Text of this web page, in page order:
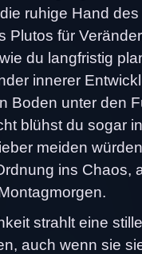
ruhige Hand
Plutos für
du langfristig
innerer
Boden unter den
blühst du sogar
meiden
ins Chaos,
strahlt eine
auch wenn sie